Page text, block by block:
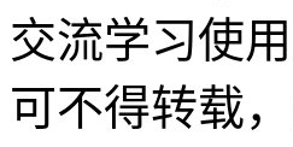
交流学习使
可不得转载